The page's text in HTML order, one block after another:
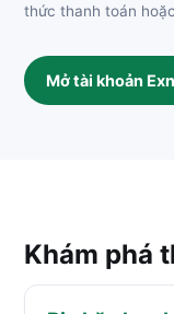
thức thanh toán
Mở tài khoản
Khám phá